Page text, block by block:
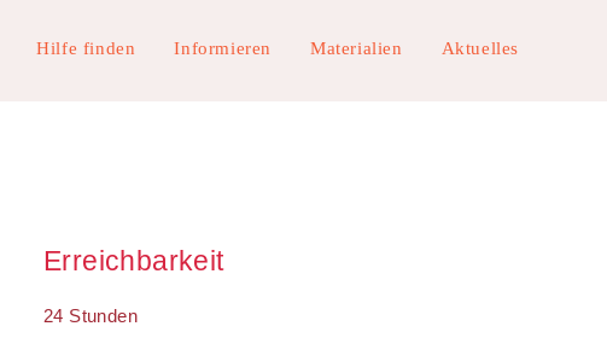
Hilfe finden Informieren Materialien Aktuelles
Erreichbarkeit
24 Stunden